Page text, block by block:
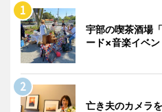
宇部の喫茶酒場
ード×音楽イベ
亡き夫のカメラ